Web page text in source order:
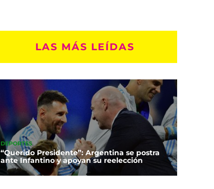
LAS MÁS LEÍDAS
DEPORTES
“Querido Presidente”: Argentina se postra
ante Infantino y apoyan su reelección